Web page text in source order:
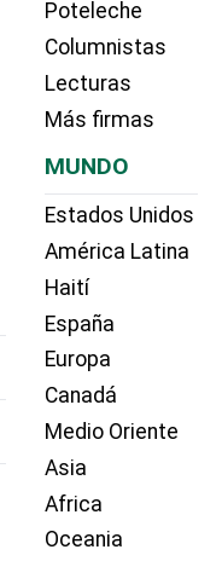
Poteleche
Columnistas
Lecturas
Más firmas
MUNDO
Estados Unidos
América Latina
Haití
España
Europa
Canadá
Medio Oriente
Asia
Africa
Oceania